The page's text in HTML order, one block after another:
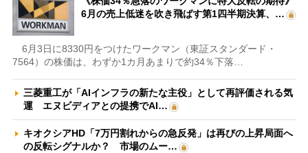
6月の売上低迷を吹き飛ばす第1四半期決算、…
6月3日に8330円をつけたワークマン（東証スタンダード・
7564）の株価は、わずか1カ月あまりで約34％下落…
三菱重工が「AIインフラの新たな主役」として再評価される気
運 エヌビディアとの提携でAI…
キオクシアHD「7万円割れからの急反発」は再びの上昇局面へ
の反転シグナルか？ 市場のムー…